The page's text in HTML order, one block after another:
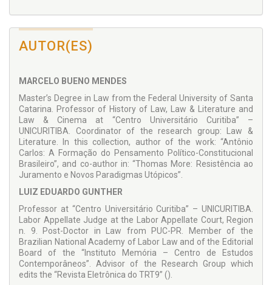
AUTOR(ES)
MARCELO BUENO MENDES
Master’s Degree in Law from the Federal University of Santa
Catarina. Professor of History of Law, Law & Literature and
Law & Cinema at “Centro Universitário Curitiba” –
UNICURITIBA. Coordinator of the research group: Law &
Literature. In this collection, author of the work: “Antônio
Carlos: A Formação do Pensamento Político-Constitucional
Brasileiro”, and co-author in: “Thomas More: Resistência ao
Juramento e Novos Paradigmas Utópicos”.
LUIZ EDUARDO GUNTHER
Professor at “Centro Universitário Curitiba” – UNICURITIBA.
Labor Appellate Judge at the Labor Appellate Court, Region
n. 9. Post-Doctor in Law from PUC-PR. Member of the
Brazilian National Academy of Labor Law and of the Editorial
Board of the “Instituto Memória – Centro de Estudos
Contemporâneos”. Advisor of the Research Group which
edits the “Revista Eletrônica do TRT9” ().